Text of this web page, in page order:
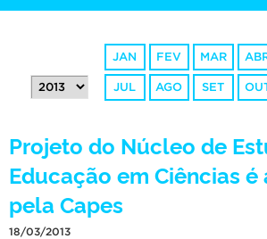
TELEFONES
JAN FEV MAR
JUL AGO SET
Projeto do Núcleo de
Educação em Ciências
pela Capes
18/03/2013